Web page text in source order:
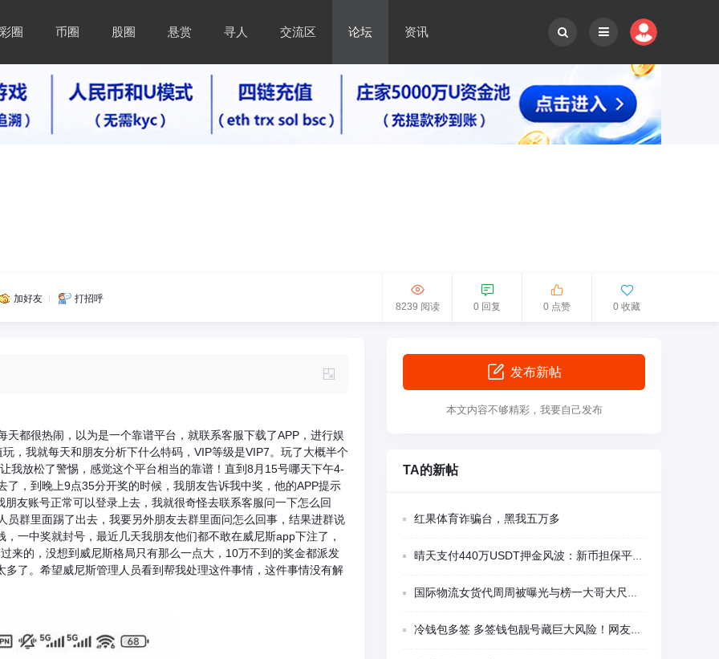
彩圈 币圈 股圈 悬赏 寻人 交流区 论坛 资讯
加好友 打招呼
8239 阅读 0 回复 0 点赞 0 收藏
都很热闹，以为是一个靠谱平台，就联系客服下载了APP，进行娱
，我就每天和朋友分析下什么特码，VIP等级是VIP7。玩了大概半个
我放松了警惕，感觉这个平台相当的靠谱！直到8月15号哪天下午4-
，到晚上9点35分开奖的时候，我朋友告诉我中奖，他的APP提示
友账号正常可以登录上去，我就很奇怪去联系客服问一下怎么回
群里面踢了出去，我要另外朋友去群里面问怎么回事，结果进群说
一中奖就封号，最近几天我朋友他们都不敢在威尼斯app下注了，
来的，没想到威尼斯格局只有那么一点大，10万不到的奖金都派发
了。希望威尼斯管理人员看到帮我处理这件事情，这件事情没有解
发布新帖
本文内容不够精彩，我要自己发布
TA的新帖
红果体育诈骗台，黑我五万多
晴天支付440万USDT押金风波：新币担保平台多项异常被集中质疑
国际物流女货代周周被曝光与榜一大哥大尺度视频聊天
冷钱包多签 多签钱包靓号藏巨大风险！网友千U刚转入瞬间被盗 卖家留后门精准蹲守